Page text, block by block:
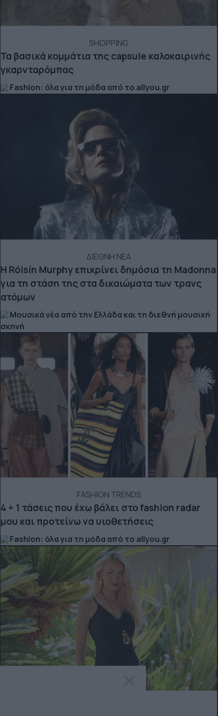
SHOPPING
Τα βασικά κομμάτια της capsule καλοκαιρινής
γκαρνταρόμπας
Fashion: όλα για τη μόδα από το allyou.gr
ΔΙΕΘΝΗ ΝΕΑ
Η Róisín Murphy επικρίνει δημόσια τη Madonna
για τη στάση της στα δικαιώματα των τρανς
ατόμων
Μουσικά νέα από την Ελλάδα και τη διεθνή μουσική
σκηνή
FASHION TRENDS
4 + 1 τάσεις που έχω βάλει στο fashion radar
μου και προτείνω να υιοθετήσεις
Fashion: όλα για τη μόδα από το allyou.gr